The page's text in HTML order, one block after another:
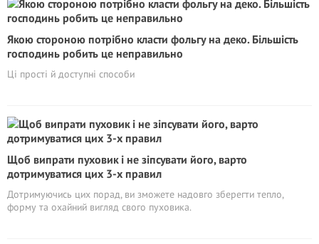
Якою стороною потрібно класти фольгу на деко. Більшість
господинь робить це неправильно
Ці прості й доступні способи
Щоб випрати пуховик і не зіпсувати його, варто
дотримуватися цих 3-х правил
Дотримуючись цих порад, ви зможете надовго зберегти тепло,
форму та охайний вигляд свого пуховика.